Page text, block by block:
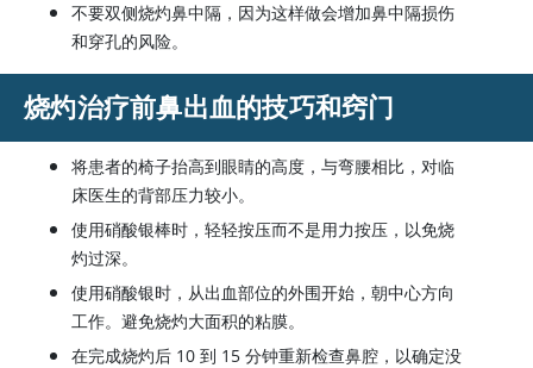
不要双侧烧灼鼻中隔，因为这样做会增加鼻中隔损伤
和穿孔的风险。
烧灼治疗前鼻出血的技巧和窍门
将患者的椅子抬高到眼睛的高度，与弯腰相比，对临
床医生的背部压力较小。
使用硝酸银棒时，轻轻按压而不是用力按压，以免烧
灼过深。
使用硝酸银时，从出血部位的外围开始，朝中心方向
工作。避免烧灼大面积的粘膜。
在完成烧灼后 10 到 15 分钟重新检查鼻腔，以确定没